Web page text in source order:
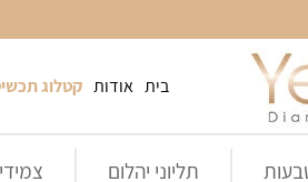
בית אודות קטלוג
תליוני יהלום